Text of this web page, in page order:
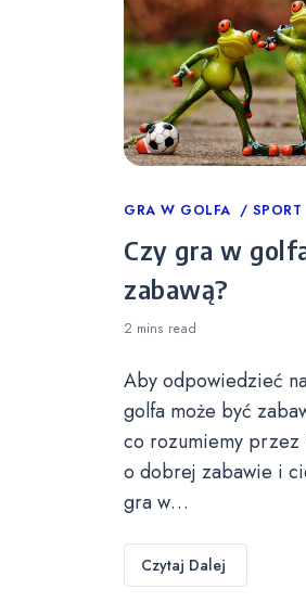
Categories
GRA W GOLFA SPORT
Czy gra w
zabawą?
2 mins read
Aby odpowiedzieć
golfa może być
co rozumiemy przez
o dobrej zabawie i
gra w…
Czytaj Dalej